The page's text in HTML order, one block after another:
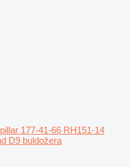
177-41-66 RH151-14
D9 buldožera